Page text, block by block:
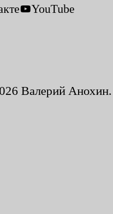
YouTube
Валерий